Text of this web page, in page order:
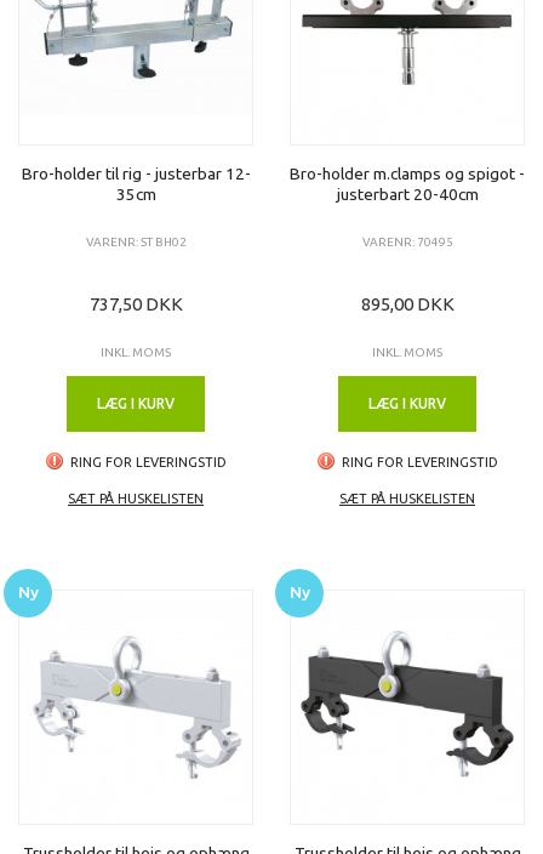
Bro-holder til rig - justerbar 12-
35cm
VARENR: ST BH02
737,50 DKK
INKL. MOMS
LÆG I KURV
RING FOR LEVERINGSTID
SÆT PÅ HUSKELISTEN
Bro-holder m.clamps og spigot -
justerbart 20-40cm
VARENR: 70495
895,00 DKK
INKL. MOMS
LÆG I KURV
RING FOR LEVERINGSTID
SÆT PÅ HUSKELISTEN
Ny Ny